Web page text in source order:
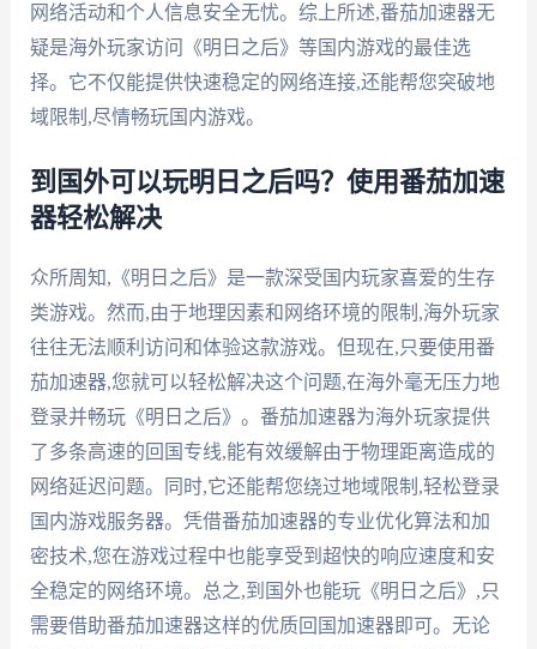
网络活动和个人信息安全无忧。综上所述,番茄加速器无
疑是海外玩家访问《明日之后》等国内游戏的最佳选
择。它不仅能提供快速稳定的网络连接,还能帮您突破地
域限制,尽情畅玩国内游戏。
到国外可以玩明日之后吗？使用番茄加速
器轻松解决
众所周知,《明日之后》是一款深受国内玩家喜爱的生存
类游戏。然而,由于地理因素和网络环境的限制,海外玩家
往往无法顺利访问和体验这款游戏。但现在,只要使用番
茄加速器,您就可以轻松解决这个问题,在海外毫无压力地
登录并畅玩《明日之后》。番茄加速器为海外玩家提供
了多条高速的回国专线,能有效缓解由于物理距离造成的
网络延迟问题。同时,它还能帮您绕过地域限制,轻松登录
国内游戏服务器。凭借番茄加速器的专业优化算法和加
密技术,您在游戏过程中也能享受到超快的响应速度和安
全稳定的网络环境。总之,到国外也能玩《明日之后》,只
需要借助番茄加速器这样的优质回国加速器即可。无论